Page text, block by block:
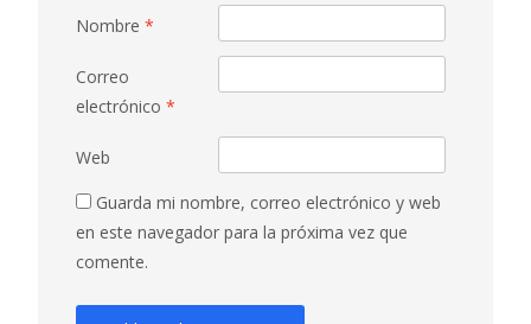
Nombre *
Correo
electrónico *
Web
Guarda mi nombre, correo electrónico y web
en este navegador para la próxima vez que
comente.